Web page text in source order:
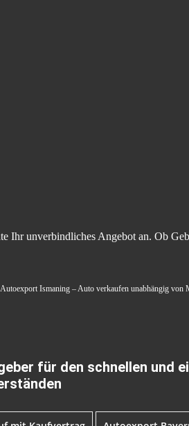
Ihr unverbindliches Angebot an. Ob
Ismaning – Auto verkaufen unabhängig von
für den schnellen und